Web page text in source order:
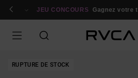
Se connecter / s'inscrire
JEU CONCOURS Gagnez votre
RUPTURE DE STOCK